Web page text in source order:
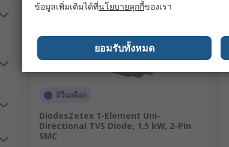
มีในสต็อก
DiodesZetex 1-Element Uni-
Directional TVS Diode, 1.5 kW, 2-Pin
SMC
ข้อมูลเพิ่มเติมได้ที่นโยบายคุกกี้ของเรา
ยอมรับทั้งหมด